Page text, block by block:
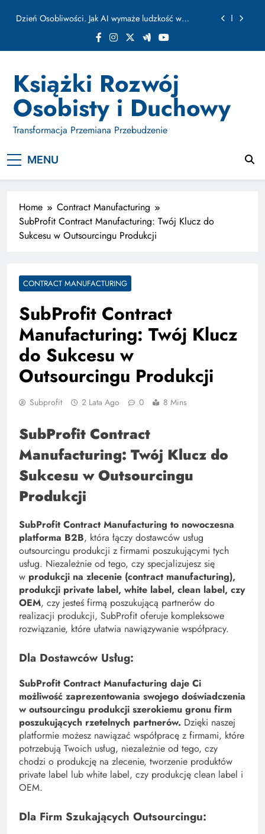
Jak Budować Myślokształty Powodzenia
Jak Projektować i Aktywować Myślokształty dla
Osiągania Celów w Codziennym Życiu
Dzień Osobliwości. Jak AI wymaże ludzkość w
ułamku sekundy
Jak Budować Myślokształty Powodzenia
Osiągania Celów w Codziennym Życiu
Książki Rozwój
Osobisty i Duchowy
Transformacja Przemiana Przebudzenie
MENU
Home
Contract Manufacturing
SubProfit Contract Manufacturing: Twój Klucz do
Sukcesu w Outsourcingu Produkcji
CONTRACT MANUFACTURING
SubProfit Contract
Manufacturing: Twój Klucz
do Sukcesu w
Outsourcingu Produkcji
Subprofit 2 Lata Ago 0 8 Mins
SubProfit Contract
Manufacturing: Twój Klucz do
Sukcesu w Outsourcingu
Produkcji
SubProfit Contract Manufacturing to nowoczesna
platforma B2B, która łączy dostawców usług
outsourcingu produkcji z firmami poszukującymi tych
usług. Niezależnie od tego, czy specjalizujesz się
w produkcji na zlecenie (contract manufacturing),
produkcji private label, white label, clean label, czy
OEM, czy jesteś firmą poszukującą partnerów do
realizacji produkcji, SubProfit oferuje kompleksowe
rozwiązanie, które ułatwia nawiązywanie współpracy.
Dla Dostawców Usług:
SubProfit Contract Manufacturing daje Ci
możliwość zaprezentowania swojego doświadczenia
w outsourcingu produkcji szerokiemu gronu firm
poszukujących rzetelnych partnerów. Dzięki naszej
platformie możesz nawiązać współpracę z firmami, które
potrzebują Twoich usług, niezależnie od tego, czy
chodzi o produkcję na zlecenie, tworzenie produktów
private label lub white label, czy produkcję clean label i
OEM.
Dla Firm Szukających Outsourcingu: